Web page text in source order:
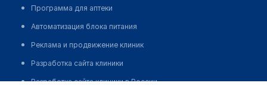
Программа для аптеки
Автоматизация блока питания
Реклама и продвижение клиник
Разработка сайта клиники
Разработка сайта клиники в России